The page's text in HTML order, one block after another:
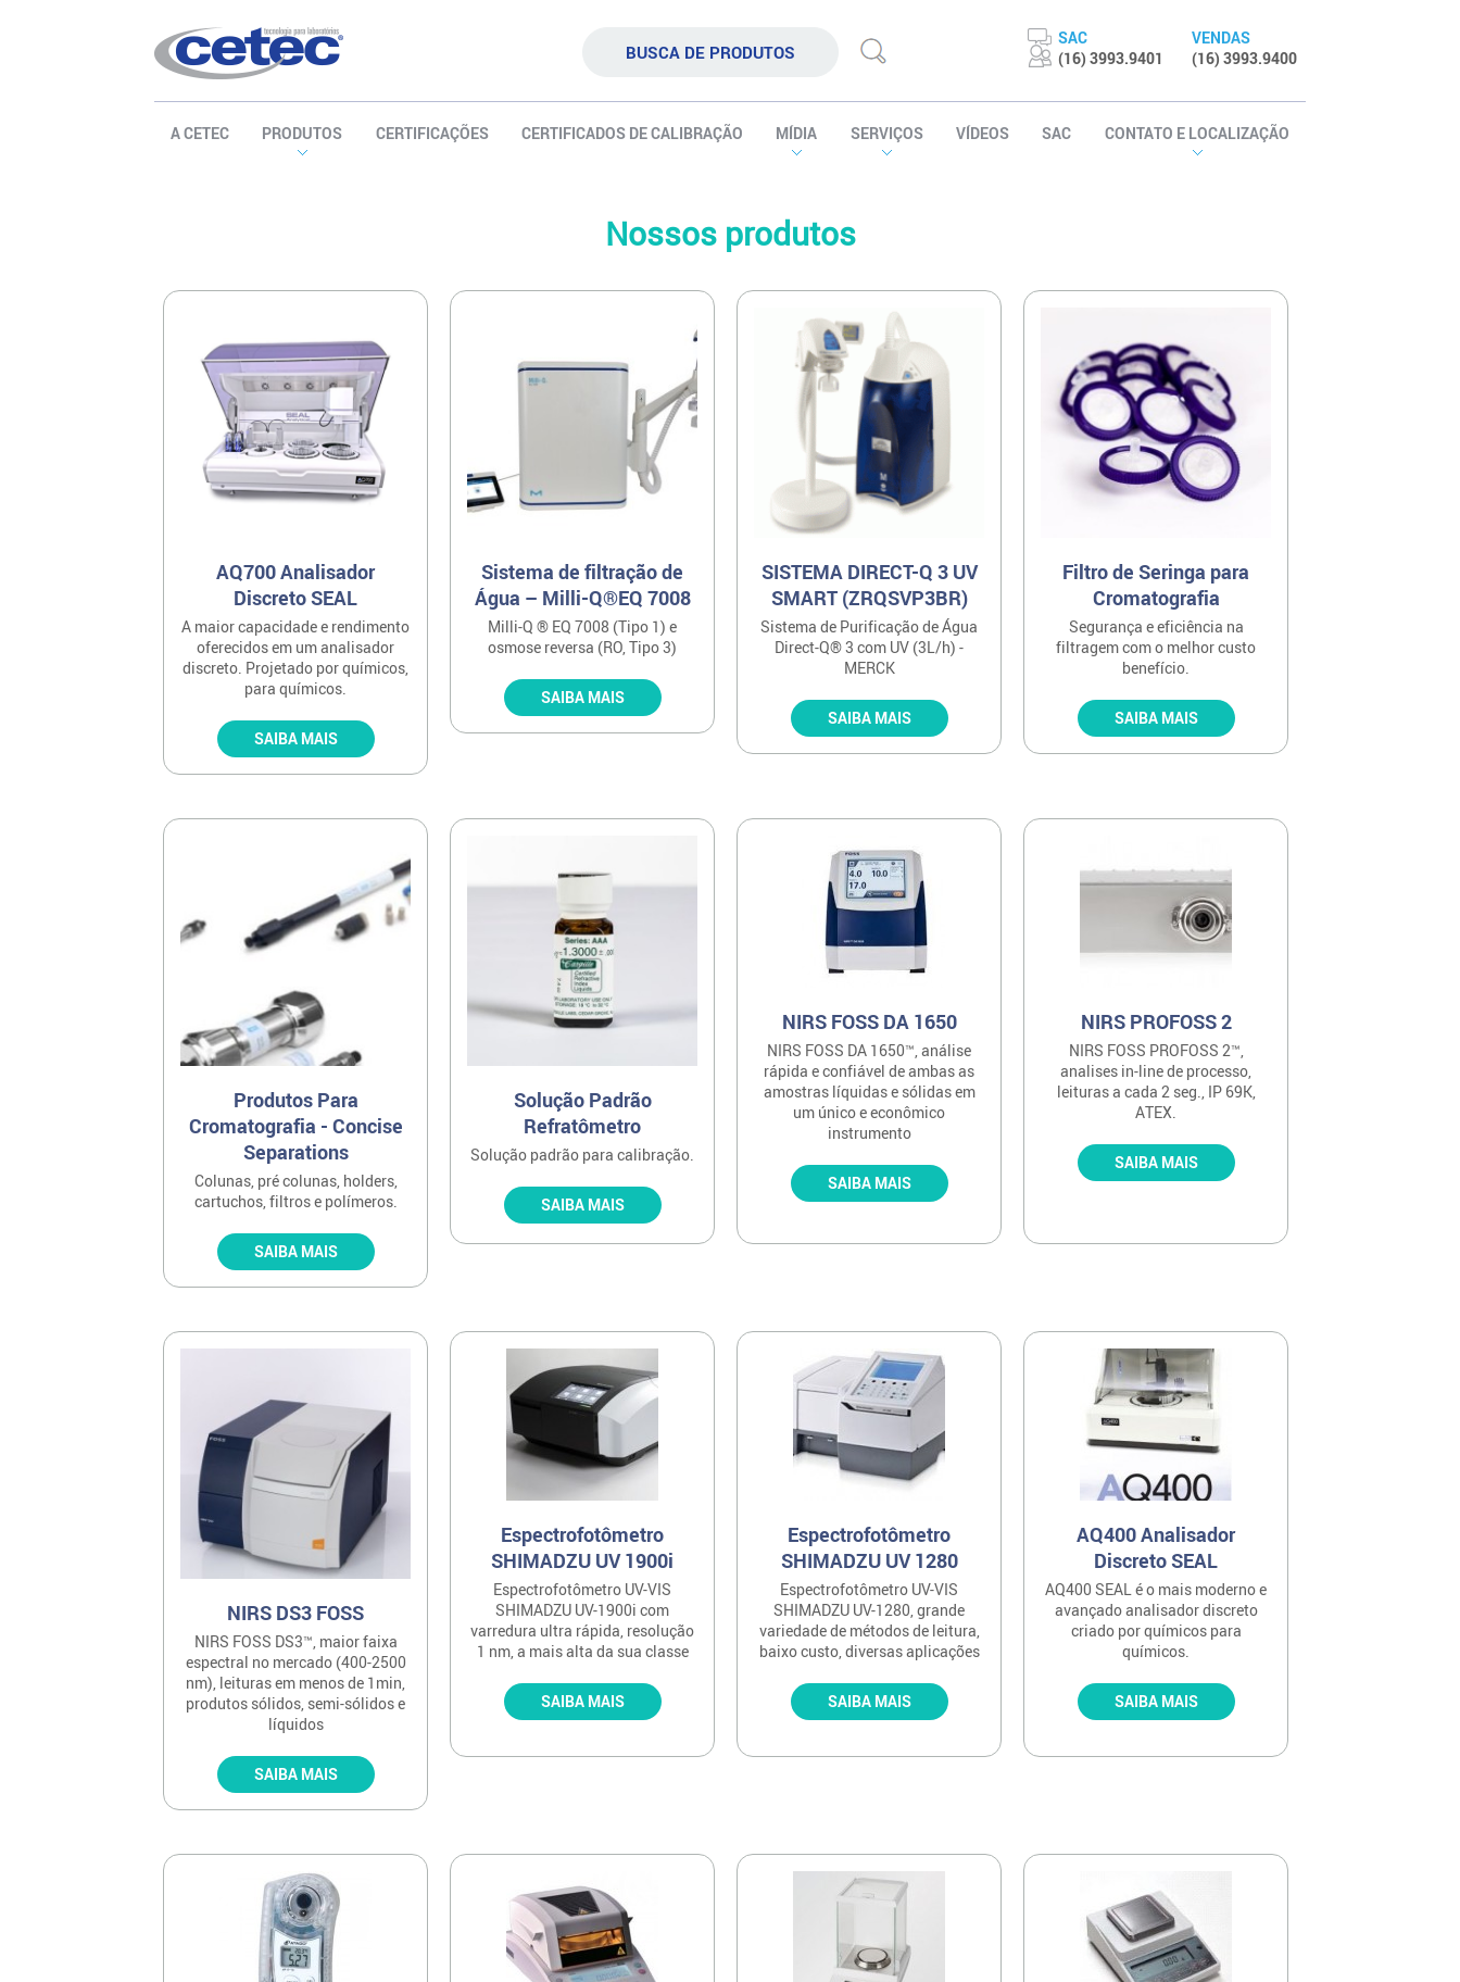
SAC
(16) 3993.9401
VENDAS
(16) 3993.9400
A CETEC PRODUTOS CERTIFICAÇÕES CERTIFICADOS DE CALIBRAÇÃO MÍDIA SERVIÇOS VÍDEOS SAC CONTATO E LOCALIZAÇÃO
Nossos produtos
AQ700 Analisador
Discreto SEAL
A maior capacidade e rendimento
oferecidos em um analisador
discreto. Projetado por químicos,
para químicos.
SAIBA MAIS
Sistema de filtração de
Água – Milli-Q®EQ 7008
Milli-Q ® EQ 7008 (Tipo 1) e
osmose reversa (RO, Tipo 3)
SAIBA MAIS
SISTEMA DIRECT-Q 3 UV
SMART (ZRQSVP3BR)
Sistema de Purificação de Água
Direct-Q® 3 com UV (3L/h) -
MERCK
SAIBA MAIS
Filtro de Seringa para
Cromatografia
Segurança e eficiência na
filtragem com o melhor custo
benefício.
SAIBA MAIS
Produtos Para
Cromatografia - Concise
Separations
Colunas, pré colunas, holders,
cartuchos, filtros e polímeros.
SAIBA MAIS
Solução Padrão
Refratômetro
Solução padrão para calibração.
SAIBA MAIS
NIRS FOSS DA 1650
NIRS FOSS DA 1650™, análise
rápida e confiável de ambas as
amostras líquidas e sólidas em
um único e econômico
instrumento
SAIBA MAIS
NIRS PROFOSS 2
NIRS FOSS PROFOSS 2™,
analises in-line de processo,
leituras a cada 2 seg., IP 69K,
ATEX.
SAIBA MAIS
NIRS DS3 FOSS
NIRS FOSS DS3™, maior faixa
espectral no mercado (400-2500
nm), leituras em menos de 1min,
produtos sólidos, semi-sólidos e
líquidos
SAIBA MAIS
Espectrofotômetro
SHIMADZU UV 1900i
Espectrofotômetro UV-VIS
SHIMADZU UV-1900i com
varredura ultra rápida, resolução
1 nm, a mais alta da sua classe
SAIBA MAIS
Espectrofotômetro
SHIMADZU UV 1280
Espectrofotômetro UV-VIS
SHIMADZU UV-1280, grande
variedade de métodos de leitura,
baixo custo, diversas aplicações
SAIBA MAIS
AQ400 Analisador
Discreto SEAL
AQ400 SEAL é o mais moderno e
avançado analisador discreto
criado por químicos para
químicos.
SAIBA MAIS